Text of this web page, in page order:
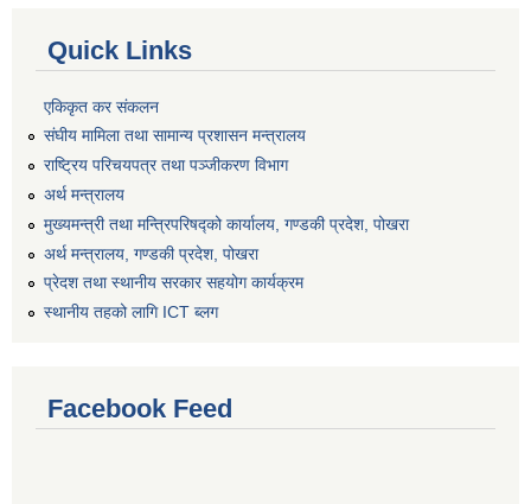
Quick Links
एकिकृत कर संकलन
संघीय मामिला तथा सामान्य प्रशासन मन्त्रालय
राष्ट्रिय परिचयपत्र तथा पञ्जीकरण विभाग
अर्थ मन्त्रालय
मुख्यमन्त्री तथा मन्त्रिपरिषद्को कार्यालय, गण्डकी प्रदेश, पोखरा
अर्थ मन्त्रालय, गण्डकी प्रदेश, पोखरा
प्रेदश तथा स्थानीय सरकार सहयोग कार्यक्रम
स्थानीय तहको लागि ICT ब्लग
Facebook Feed